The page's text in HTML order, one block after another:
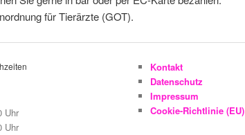
für Tierärzte (GOT).
Uhr
Uhr
Kontakt
Datenschutz
Impressum
Cookie-Richtlinie (EU)